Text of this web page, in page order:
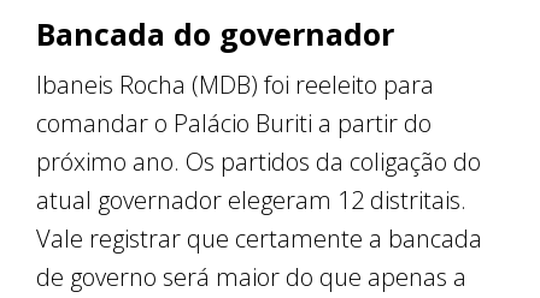
Bancada do governador
Ibaneis Rocha (MDB) foi reeleito para
comandar o Palácio Buriti a partir do
próximo ano. Os partidos da coligação do
atual governador elegeram 12 distritais.
Vale registrar que certamente a bancada
de governo será maior do que apenas a